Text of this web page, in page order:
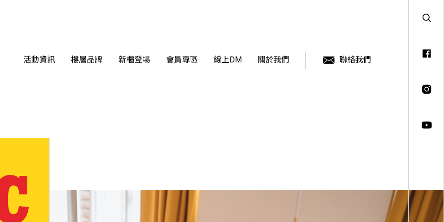
活動資訊 樓層品牌 新櫃登場 會員專區 線上DM 關於我們 聯絡我們